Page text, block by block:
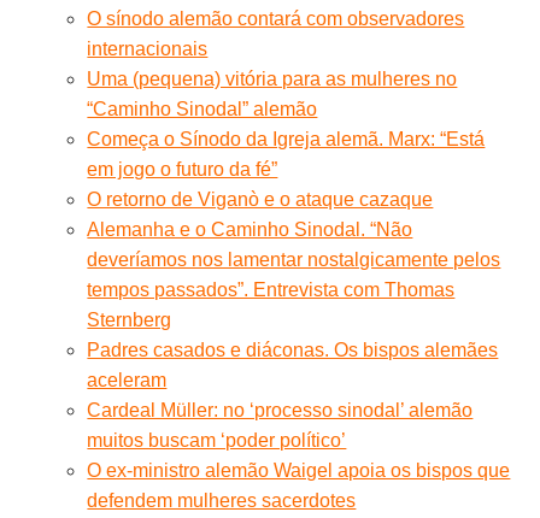
O sínodo alemão contará com observadores
internacionais
Uma (pequena) vitória para as mulheres no
“Caminho Sinodal” alemão
Começa o Sínodo da Igreja alemã. Marx: “Está
em jogo o futuro da fé”
O retorno de Viganò e o ataque cazaque
Alemanha e o Caminho Sinodal. “Não
deveríamos nos lamentar nostalgicamente pelos
tempos passados”. Entrevista com Thomas
Sternberg
Padres casados ​​e diáconas. Os bispos alemães
aceleram
Cardeal Müller: no ‘processo sinodal’ alemão
muitos buscam ‘poder político’
O ex-ministro alemão Waigel apoia os bispos que
defendem mulheres sacerdotes